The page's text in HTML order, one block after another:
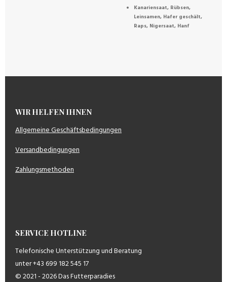
Kanariensaat, Rübsen,
Leinsamen, Hafer geschält,
Raps, Nigersaat, Hanf
WIR HELFEN IHNEN
Allgemeine Geschäftsbedingungen
Versandbedingungen
Zahlungsmethoden
SERVICE HOTLINE
Telefonische Unterstützung und Beratung
unter +43 699 182 545 17
© 2021 - 2026 Das Futterparadies